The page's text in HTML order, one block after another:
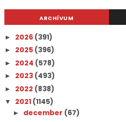
ARCHÍVUM
► 2026 (391)
► 2025 (396)
► 2024 (578)
► 2023 (493)
► 2022 (838)
▼ 2021 (1145)
► december (67)